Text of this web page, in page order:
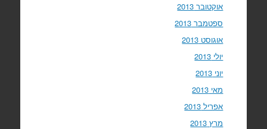
אוקטובר 2013
ספטמבר 2013
אוגוסט 2013
יולי 2013
יוני 2013
מאי 2013
אפריל 2013
מרץ 2013